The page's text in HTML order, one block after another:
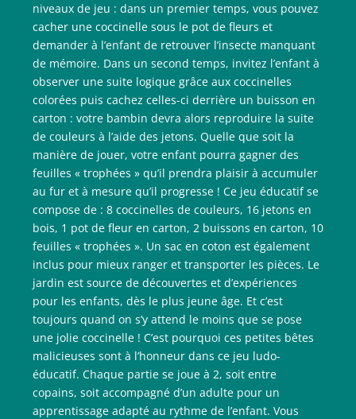
niveaux de jeu : dans un premier temps, vous pouvez
cacher une coccinelle sous le pot de fleurs et
demander à l’enfant de retrouver l’insecte manquant
de mémoire. Dans un second temps, invitez l’enfant à
observer une suite logique grâce aux coccinelles
colorées puis cachez celles-ci derrière un buisson en
carton : votre bambin devra alors reproduire la suite
de couleurs à l’aide des jetons. Quelle que soit la
manière de jouer, votre enfant pourra gagner des
feuilles « trophées » qu’il prendra plaisir à accumuler
au fur et à mesure qu’il progresse ! Ce jeu éducatif se
compose de : 8 coccinelles de couleurs, 16 jetons en
bois, 1 pot de fleur en carton, 2 buissons en carton, 10
feuilles « trophées ». Un sac en coton est également
inclus pour mieux ranger et transporter les pièces. Le
jardin est source de découvertes et d’expériences
pour les enfants, dès le plus jeune âge. Et c’est
toujours quand on s’y attend le moins que se pose
une jolie coccinelle ! C’est pourquoi ces petites bêtes
malicieuses sont à l’honneur dans ce jeu ludo-
éducatif. Chaque partie se joue à 2, soit entre
copains, soit accompagné d’un adulte pour un
apprentissage adapté au rythme de l’enfant. Vous